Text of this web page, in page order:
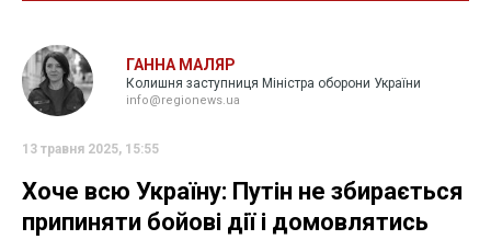
ГАННА МАЛЯР
Колишня заступниця Міністра оборони України
info@regionews.ua
13 травня 2025, 15:55
Хоче всю Україну: Путін не збирається
припиняти бойові дії і домовлятись